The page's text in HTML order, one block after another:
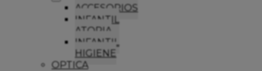
ACCESORIOS
INFANTIL
ATOPIA
INFANTIL
HIGIENE
OPTICA